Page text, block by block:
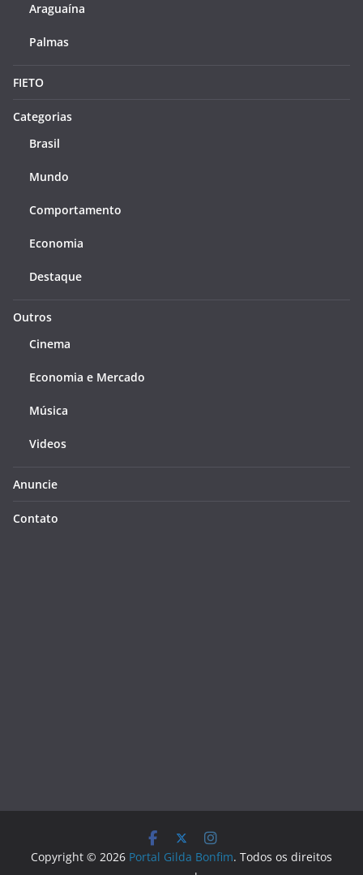
Araguaína
Palmas
FIETO
Categorias
Brasil
Mundo
Comportamento
Economia
Destaque
Outros
Cinema
Economia e Mercado
Música
Videos
Anuncie
Contato
Copyright © 2026 Portal Gilda Bonfim. Todos os direitos